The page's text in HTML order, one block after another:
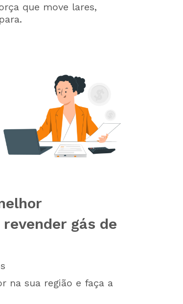
que move lares,
gás de
na sua região e faça a